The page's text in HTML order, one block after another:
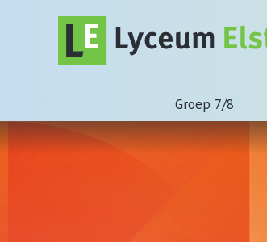
Groep 7/8